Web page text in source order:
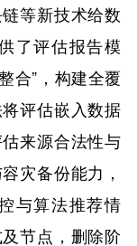
等新技术给数
了评估报告模
合”，构建全覆
评估嵌入数据
来源合法性与
灾备份能力，
与算法推荐情
节点，删除阶